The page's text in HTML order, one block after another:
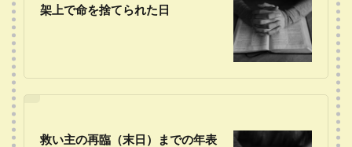
架上で命を捨てられた日
救い主の再臨（末日）までの年表